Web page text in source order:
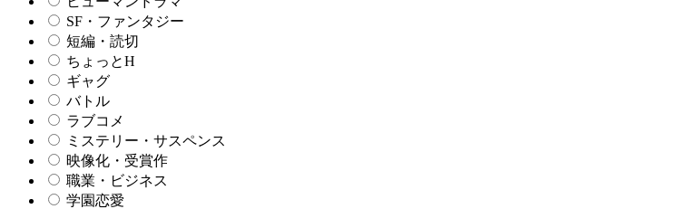
SF・ファンタジー
短編・読切
ちょっとH
ギャグ
バトル
ラブコメ
ミステリー・サスペンス
映像化・受賞作
職業・ビジネス
学園恋愛